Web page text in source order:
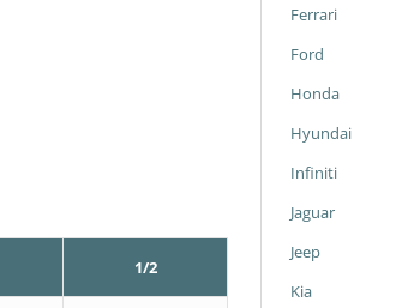
1/2
Ferrari
Ford
Honda
Hyundai
Infiniti
Jaguar
Jeep
Kia